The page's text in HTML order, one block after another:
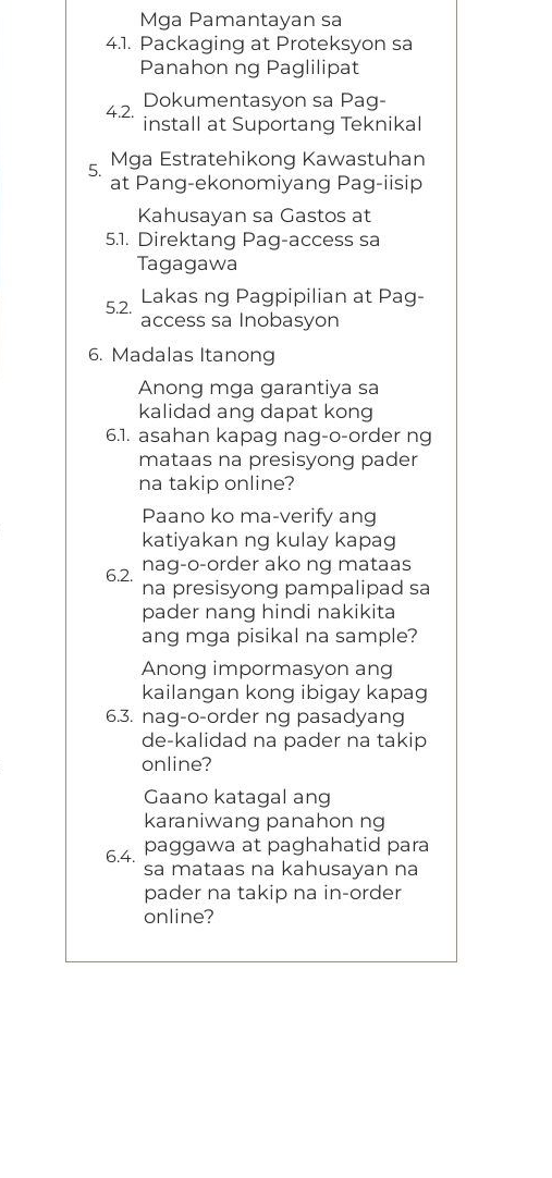
Mga Pamantayan sa
Packaging at Proteksyon sa
Panahon ng Paglilipat
Dokumentasyon sa Pag-
install at Suportang Teknikal
Mga Estratehikong Kawastuhan
at Pang-ekonomiyang Pag-iisip
Kahusayan sa Gastos at
Direktang Pag-access sa
Tagagawa
Lakas ng Pagpipilian at Pag-
access sa Inobasyon
Madalas Itanong
Anong mga garantiya sa
kalidad ang dapat kong
asahan kapag nag-o-order ng
mataas na presisyong pader
na takip online?
Paano ko ma-verify ang
katiyakan ng kulay kapag
nag-o-order ako ng mataas
na presisyong pampalipad sa
pader nang hindi nakikita
ang mga pisikal na sample?
Anong impormasyon ang
kailangan kong ibigay kapag
nag-o-order ng pasadyang
de-kalidad na pader na takip
online?
Gaano katagal ang
karaniwang panahon ng
paggawa at paghahatid para
sa mataas na kahusayan na
pader na takip na in-order
online?